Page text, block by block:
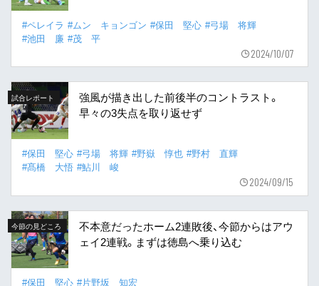
#ペレイラ #ムン キョンゴン #保田 堅心 #弓場 将輝
#池田 廉 #茂 平
2024/10/07
試合レポート
強風が描き出した前後半のコントラスト。
早々の3失点を取り返せず
#保田 堅心 #弓場 将輝 #野嶽 惇也 #野村 直輝
#髙橋 大悟 #鮎川 峻
2024/09/15
今節の見どころ
不本意だったホーム2連敗後、今節からはアウ
ェイ2連戦。まずは徳島へ乗り込む
#保田 堅心 #片野坂 知宏